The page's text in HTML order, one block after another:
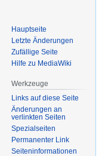
Hauptseite
Letzte Änderungen
Zufällige Seite
Hilfe zu MediaWiki
Werkzeuge
Links auf diese Seite
Änderungen an
verlinkten Seiten
Spezialseiten
Permanenter Link
Seiten­­informationen